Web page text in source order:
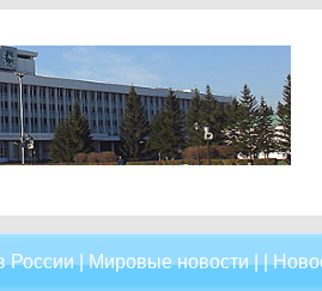
России|Мировые новости| |